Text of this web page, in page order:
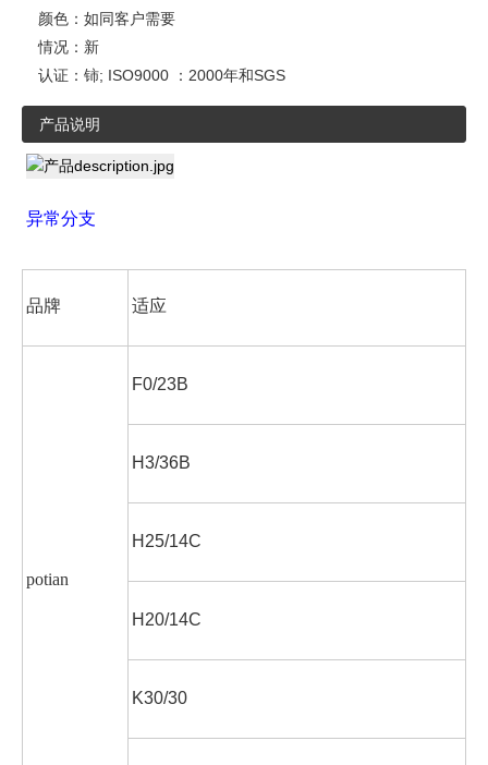
颜色： 如同客户需要
情况： 新
认证： 铈; ISO9000 ：2000年和SGS
产品说明
异常分支
品牌 适应
potian
F0/23B
H3/36B
H25/14C
H20/14C
K30/30